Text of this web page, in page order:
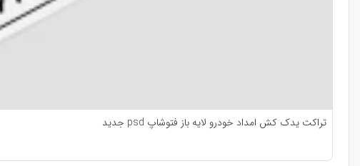
تراکت یدک کش امداد خودرو لایه باز فتوشاپ psd جدید